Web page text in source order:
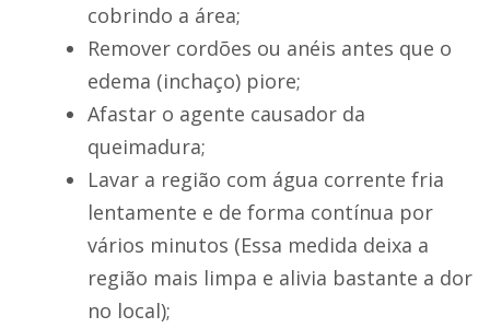
cobrindo a área;
Remover cordões ou anéis antes que o
edema (inchaço) piore;
Afastar o agente causador da
queimadura;
Lavar a região com água corrente fria
lentamente e de forma contínua por
vários minutos (Essa medida deixa a
região mais limpa e alivia bastante a dor
no local);